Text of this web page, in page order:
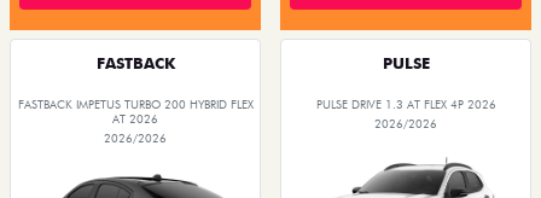
FASTBACK
FASTBACK IMPETUS TURBO 200 HYBRID FLEX
AT 2026
2026/2026
PULSE
PULSE DRIVE 1.3 AT FLEX 4P 2026
2026/2026